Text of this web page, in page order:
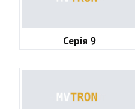
Серія 9